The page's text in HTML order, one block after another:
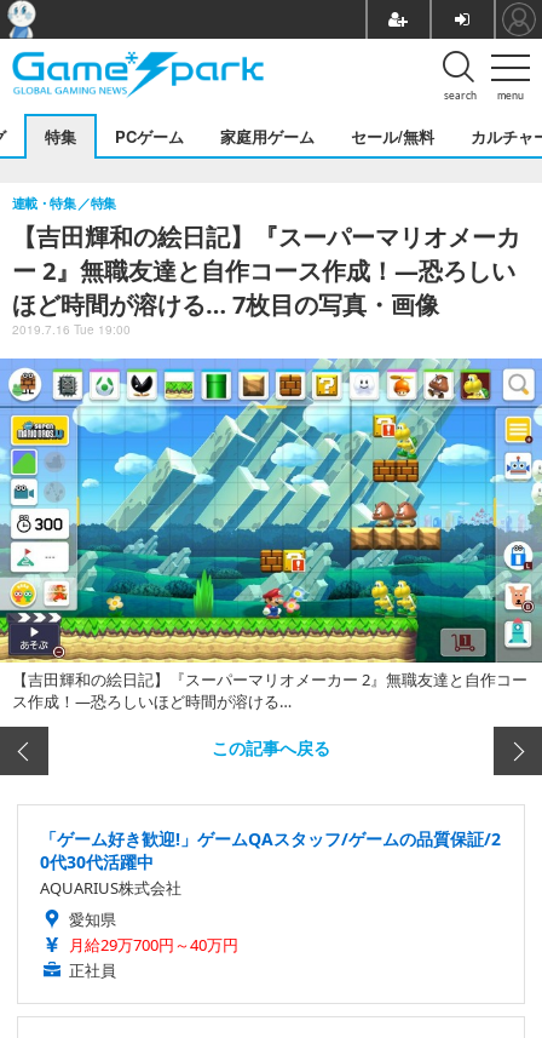
menu
search
特集 PCゲーム 家庭用ゲーム セール/無料 カルチャ
【吉田輝和の絵日記】『スーパーマリオメーカ
ー 2』無職友達と自作コース作成！―恐ろしい
ほど時間が溶ける… 7枚目の写真・画像
連載・特集 特集
2019.7.16 Tue 19:00
【吉田輝和の絵日記】『スーパーマリオメーカー 2』無職友達と自作コー
ス作成！―恐ろしいほど時間が溶ける…
この記事へ戻る
「ゲーム好き歓迎!」ゲームQAスタッフ/ゲームの品質保証/2
0代30代活躍中
AQUARIUS株式会社
愛知県
月給29万700円～40万円
正社員